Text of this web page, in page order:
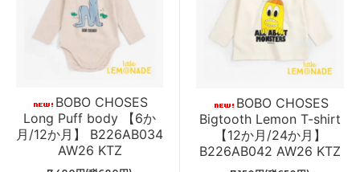
BOBO CHOSES
Long Puff body 【6か
月/12か月】 B226AB034
AW26 KTZ
BOBO CHOSES
Bigtooth Lemon T-shirt
【12か月/24か月】
B226AB042 AW26 KTZ